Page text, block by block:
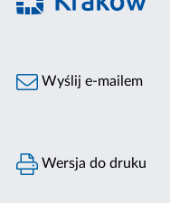
Wyślij e-mailem
Wersja do druku